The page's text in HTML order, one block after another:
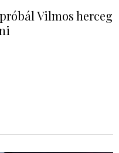
Vilmos herceg